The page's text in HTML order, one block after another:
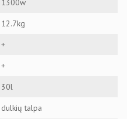
1300w
12.7kg
+
+
30l
dulkių talpa